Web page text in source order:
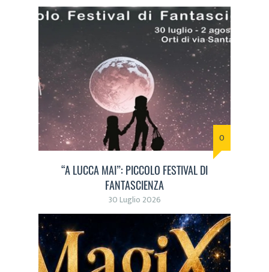
0
“A LUCCA MAI”: PICCOLO FESTIVAL DI
FANTASCIENZA
30 Luglio 2026